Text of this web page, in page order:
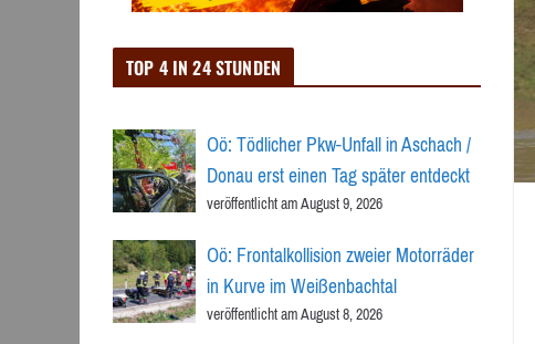
TOP 4 IN 24 STUNDEN
Oö: Tödlicher Pkw-Unfall in Aschach /
Donau erst einen Tag später entdeckt
veröffentlicht am August 9, 2026
Oö: Frontalkollision zweier Motorräder
in Kurve im Weißenbachtal
veröffentlicht am August 8, 2026